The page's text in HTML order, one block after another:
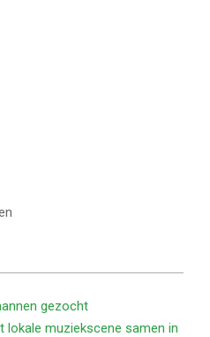
gezocht
lokale muziekscene samen in